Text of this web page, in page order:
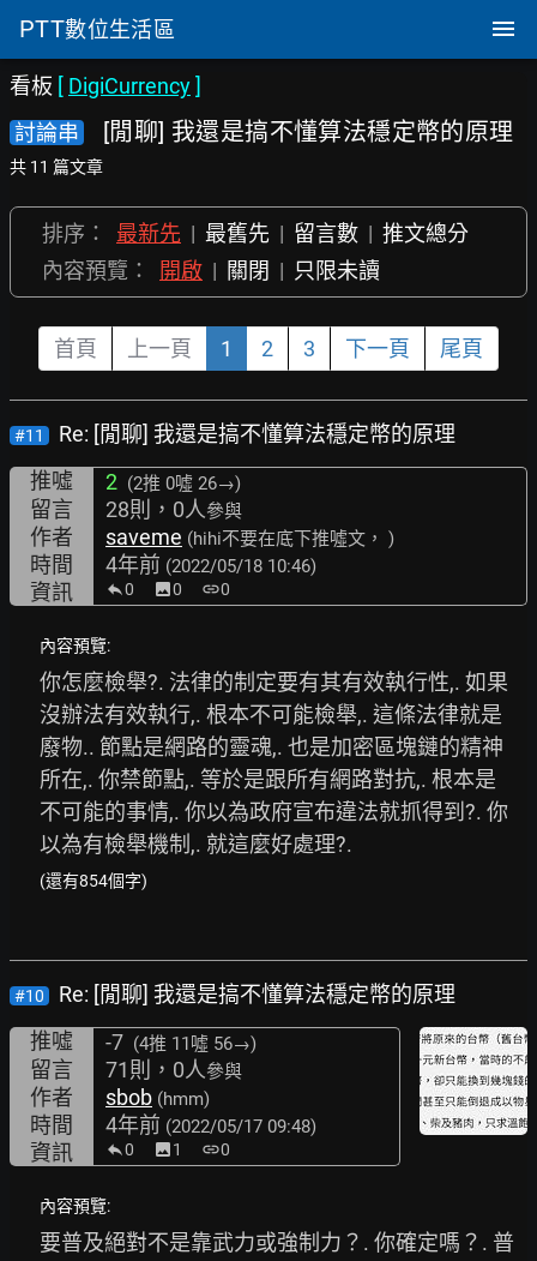
PTT數位生活區
看板 [ DigiCurrency]
討論串
[閒聊] 我還是搞不懂算法穩定幣的原理
共 11 篇文章
排序： 最新先 | 最舊先 | 留言數 | 推文總分
內容預覽：
開啟 | 關閉 | 只限未讀
首頁 上一頁 1 2 3 下一頁 尾頁
#11
Re: [閒聊] 我還是搞不懂算法穩定幣的原理
推噓
2 (2推 0噓 26→)
留言 28則，0人參與
作者 saveme (hihi不要在底下推噓文， )
時間 4年前 (2022/05/18 10:46)
資訊 0 image0 link0
內容預覽:
你怎麼檢舉?. 法律的制定要有其有效執行性,. 如果
沒辦法有效執行,. 根本不可能檢舉,. 這條法律就是
廢物.. 節點是網路的靈魂,. 也是加密區塊鏈的精神
所在,. 你禁節點,. 等於是跟所有網路對抗,. 根本是
不可能的事情,. 你以為政府宣布違法就抓得到?. 你
以為有檢舉機制,. 就這麼好處理?.
(還有854個字)
#10
Re: [閒聊] 我還是搞不懂算法穩定幣的原理
推噓
-7 (4推 11噓 56→)
留言 71則，0人參與
作者 sbob (hmm)
時間 4年前 (2022/05/17 09:48)
資訊 0 image1 link0
內容預覽:
要普及絕對不是靠武力或強制力？. 你確定嗎？. 普